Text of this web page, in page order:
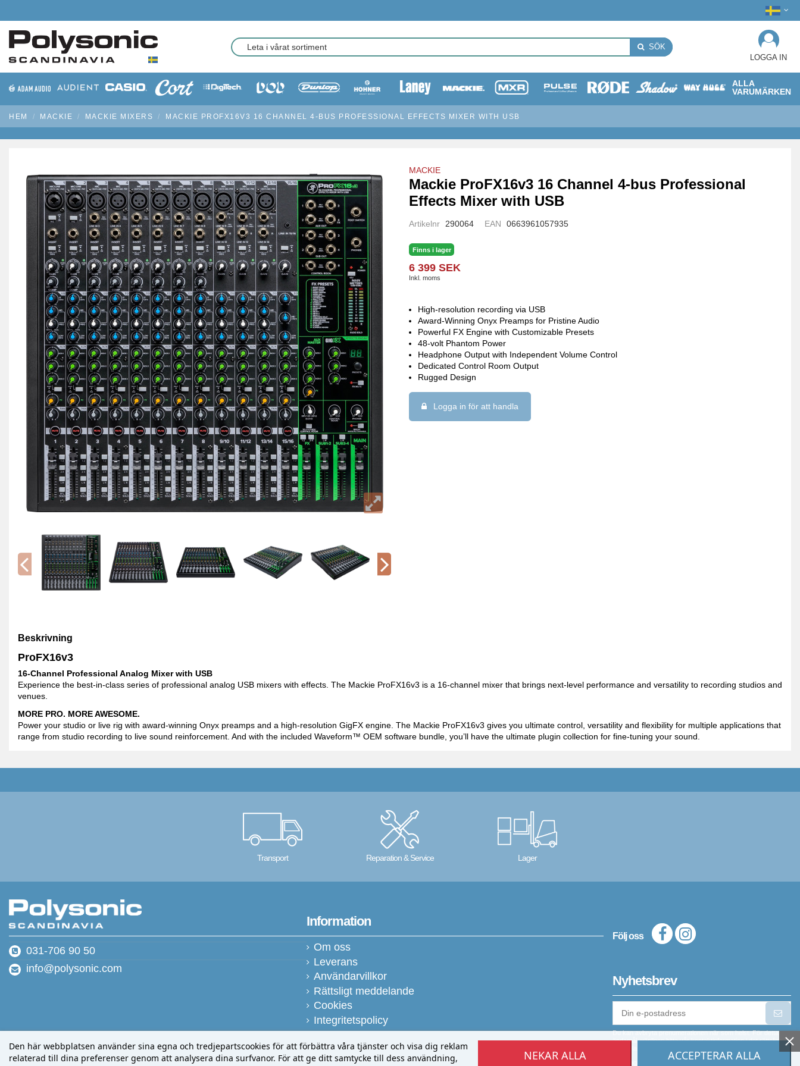
SÖK
LOGGA IN
ALLA
VARUMÄRKEN
HEM MACKIE MACKIE MIXERS MACKIE PROFX16V3 16 CHANNEL 4-BUS PROFESSIONAL EFFECTS MIXER WITH USB
MACKIE
Mackie ProFX16v3 16 Channel 4-bus Professional
Effects Mixer with USB
Artikelnr 290064 EAN 0663961057935
Finns i lager
6 399 SEK
Inkl. moms
High-resolution recording via USB
Award-Winning Onyx Preamps for Pristine Audio
Powerful FX Engine with Customizable Presets
48-volt Phantom Power
Headphone Output with Independent Volume Control
Dedicated Control Room Output
Rugged Design
Logga in för att handla
Beskrivning
ProFX16v3
16-Channel Professional Analog Mixer with USB
Experience the best-in-class series of professional analog USB mixers with effects. The Mackie ProFX16v3 is a 16-channel mixer that brings next-level performance and versatility to recording studios and
venues.
MORE PRO. MORE AWESOME.
Power your studio or live rig with award-winning Onyx preamps and a high-resolution GigFX engine. The Mackie ProFX16v3 gives you ultimate control, versatility and flexibility for multiple applications that
range from studio recording to live sound reinforcement. And with the included Waveform™ OEM software bundle, you’ll have the ultimate plugin collection for fine-tuning your sound.
Transport Reparation & Service Lager
031-706 90 50
info@polysonic.com
Information
Om oss
Leverans
Användarvillkor
Rättsligt meddelande
Cookies
Integritetspolicy
Den här webbplatsen använder sina egna och tredjepartscookies för att förbättra våra tjänster och visa dig reklam
relaterad till dina preferenser genom att analysera dina surfvanor. För att ge ditt samtycke till dess användning,
NEKAR ALLA ACCEPTERAR ALLA
Följ oss
Nyhetsbrev
Du kan avbryta prenumerationen när som helst. För detta
ändamål, vänligen hitta vår kontaktinformation i det rättsliga